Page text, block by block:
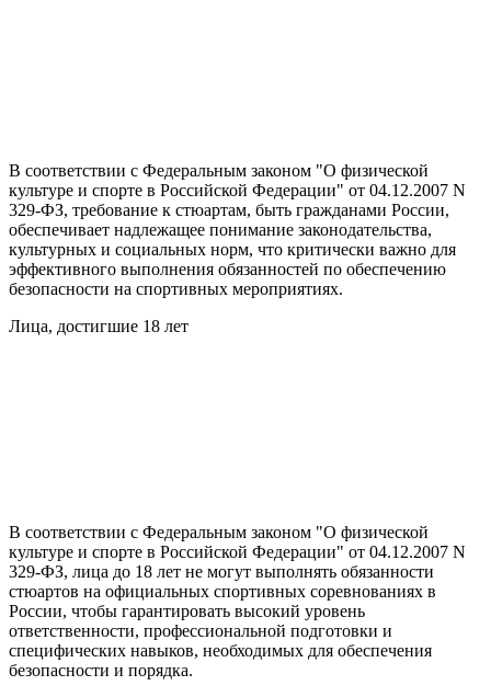
В соответствии с Федеральным законом "О физической
культуре и спорте в Российской Федерации" от 04.12.2007 N
329-ФЗ, требование к стюартам, быть гражданами России,
обеспечивает надлежащее понимание законодательства,
культурных и социальных норм, что критически важно для
эффективного выполнения обязанностей по обеспечению
безопасности на спортивных мероприятиях.
Лица, достигшие 18 лет
В соответствии с Федеральным законом "О физической
культуре и спорте в Российской Федерации" от 04.12.2007 N
329-ФЗ, лица до 18 лет не могут выполнять обязанности
стюартов на официальных спортивных соревнованиях в
России, чтобы гарантировать высокий уровень
ответственности, профессиональной подготовки и
специфических навыков, необходимых для обеспечения
безопасности и порядка.